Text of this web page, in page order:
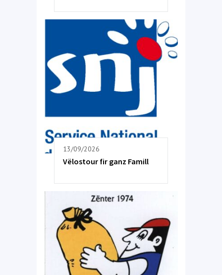
13/09/2026
Vëlostour fir ganz Famill